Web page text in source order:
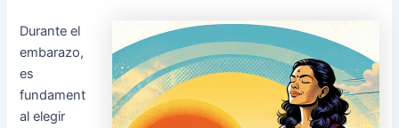
Durante el
embarazo,
es
fundament
al elegir